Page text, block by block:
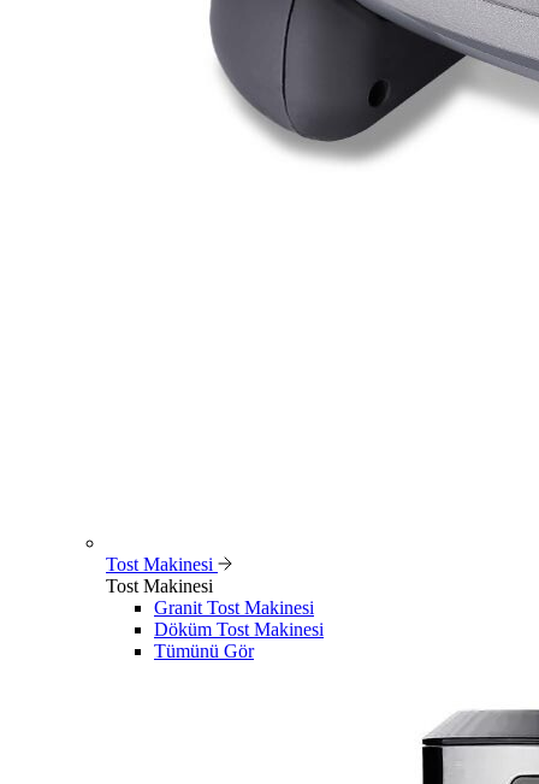
Tost Makinesi
Tost Makinesi
Granit Tost Makinesi
Döküm Tost Makinesi
Tümünü Gör